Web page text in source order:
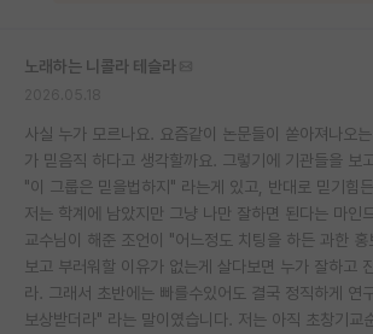
노래하는 니콜라 테슬라
사실 누가 모르나요. 요즘같이 논문들이 쏟아져나오
가 믿음직 하다고 생각할까요. 그렇기에 기관들을 보
"이 그룹은 믿을법하지" 라는게 있고, 반대로 믿기힘
저는 학계에 남았지만 그냥 나만 잘하면 된다는 마인
교수님이 해준 조언이 "어느정도 치팅을 하든 과한
보고 부러워할 이유가 없는게 살다보면 누가 잘하고
라. 그래서 초반에는 빠를수있어도 결국 정직하게 연
보상받더라" 라는 말이였습니다. 저는 아직 초창기교